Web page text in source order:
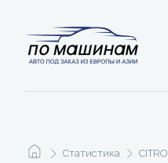
Статистика